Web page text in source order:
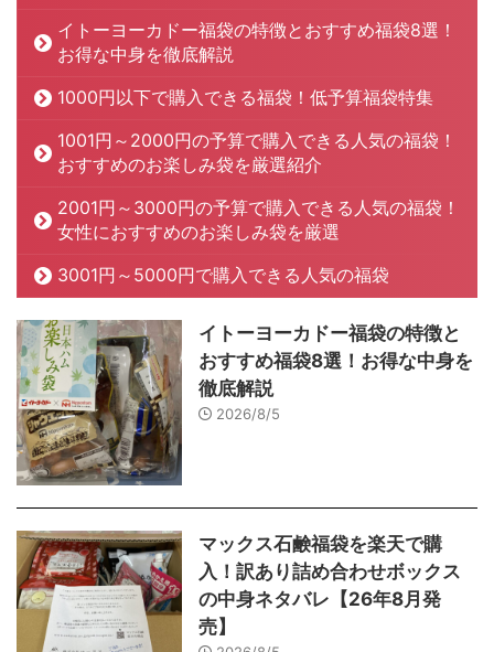
イトーヨーカドー福袋の特徴とおすすめ福袋8選！
お得な中身を徹底解説
1000円以下で購入できる福袋！低予算福袋特集
1001円～2000円の予算で購入できる人気の福袋！
おすすめのお楽しみ袋を厳選紹介
2001円～3000円の予算で購入できる人気の福袋！
女性におすすめのお楽しみ袋を厳選
3001円～5000円で購入できる人気の福袋
イトーヨーカドー福袋の特徴と
おすすめ福袋8選！お得な中身を
徹底解説
2026/8/5
マックス石鹸福袋を楽天で購
入！訳あり詰め合わせボックス
の中身ネタバレ【26年8月発
売】